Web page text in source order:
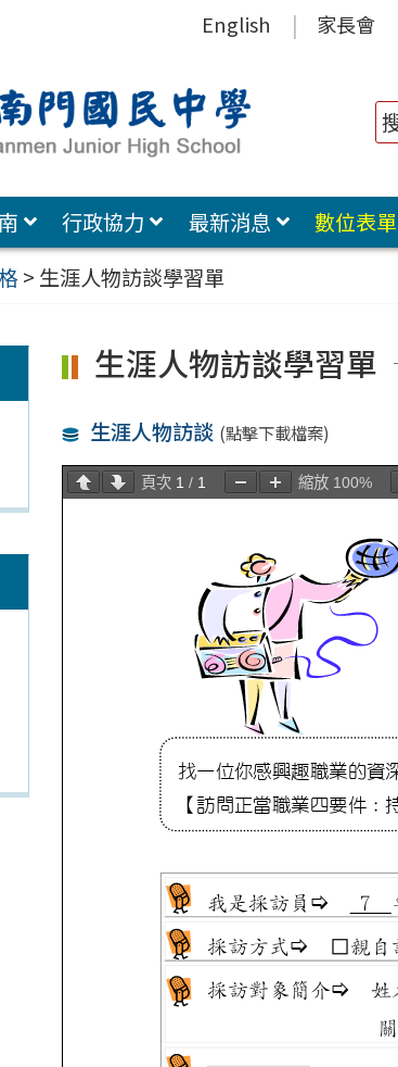
English 家長會
行政協力 最新消息 數位表單
> 生涯人物訪談學習單
生涯人物訪談學習單
生涯人物訪談 (點擊下載檔案)
頁次 1 / 1 縮放 100%